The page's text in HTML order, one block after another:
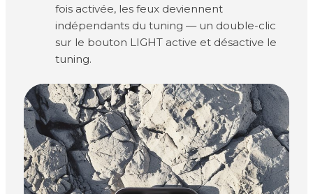
fois activée, les feux deviennent
indépendants du tuning — un double-clic
sur le bouton LIGHT active et désactive le
tuning.